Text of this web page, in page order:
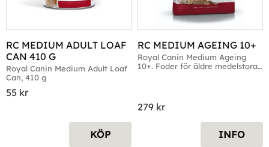
RC MEDIUM ADULT LOAF
CAN 410 G
Royal Canin Medium Adult Loaf
Can, 410 g
55 kr
KÖP
RC MEDIUM AGEING 10+
Royal Canin Medium Ageing
10+. Foder för äldre medelstora
279 kr
INFO